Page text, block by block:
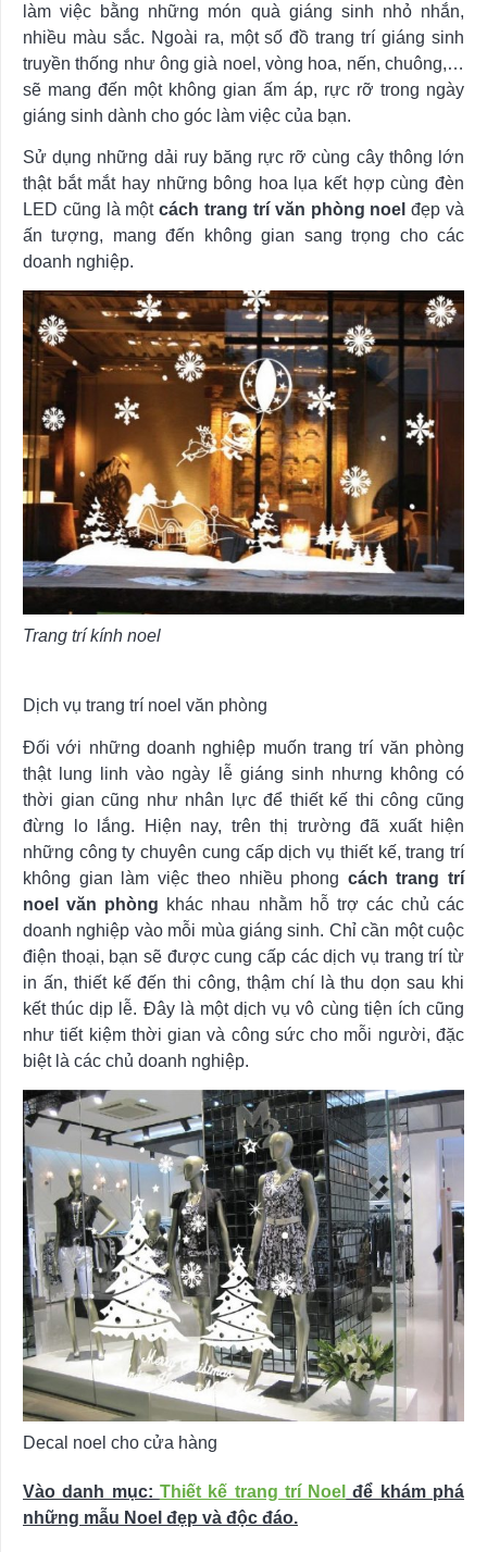
làm việc bằng những món quà giáng sinh nhỏ nhắn,
nhiều màu sắc. Ngoài ra, một số đồ trang trí giáng sinh
truyền thống như ông già noel, vòng hoa, nến, chuông,…
sẽ mang đến một không gian ấm áp, rực rỡ trong ngày
giáng sinh dành cho góc làm việc của bạn.
Sử dụng những dải ruy băng rực rỡ cùng cây thông lớn
thật bắt mắt hay những bông hoa lụa kết hợp cùng đèn
LED cũng là mộtcách trang trí văn phòng noelđẹp và
ấn tượng, mang đến không gian sang trọng cho các
doanh nghiệp.
Trang trí kính noel
Dịch vụ trang trí noel văn phòng
Đối với những doanh nghiệp muốn trang trí văn phòng
thật lung linh vào ngày lễ giáng sinh nhưng không có
thời gian cũng như nhân lực để thiết kế thi công cũng
đừng lo lắng. Hiện nay, trên thị trường đã xuất hiện
những công ty chuyên cung cấp dịch vụ thiết kế, trang trí
không gian làm việc theo nhiều phong cách trang trí
noel văn phòng khác nhau nhằm hỗ trợ các chủ các
doanh nghiệp vào mỗi mùa giáng sinh. Chỉ cần một cuộc
điện thoại, bạn sẽ được cung cấp các dịch vụ trang trí từ
in ấn, thiết kế đến thi công, thậm chí là thu dọn sau khi
kết thúc dịp lễ. Đây là một dịch vụ vô cùng tiện ích cũng
như tiết kiệm thời gian và công sức cho mỗi người, đặc
biệt là các chủ doanh nghiệp.
Decal noel cho cửa hàng
Vào danh mục: Thiết kế trang trí Noel để khám phá
những mẫu Noel đẹp và độc đáo.